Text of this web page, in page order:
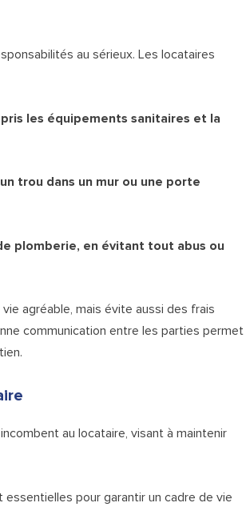
au sérieux. Les locataires
les équipements sanitaires et la
trou dans un mur ou une porte
plomberie, en évitant tout abus ou
agréable, mais évite aussi des frais
communication entre les parties permet
au locataire, visant à maintenir
pour garantir un cadre de vie